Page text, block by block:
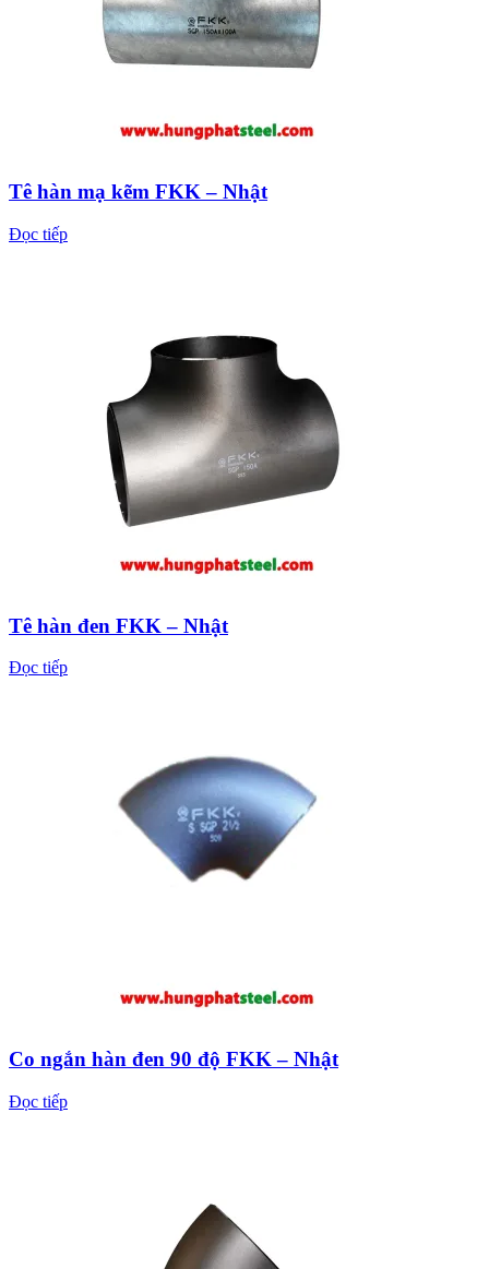
Tê hàn mạ kẽm FKK – Nhật
Đọc tiếp
Tê hàn đen FKK – Nhật
Đọc tiếp
Co ngắn hàn đen 90 độ FKK – Nhật
Đọc tiếp